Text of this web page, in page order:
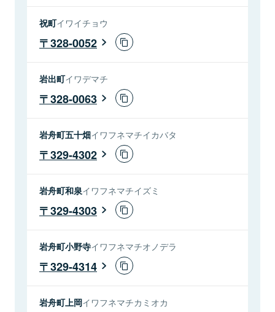
祝町イワイチョウ
328-0052
岩出町イワデマチ
328-0063
岩舟町五十畑イワフネマチイカバタ
329-4302
岩舟町和泉イワフネマチイズミ
329-4303
岩舟町小野寺イワフネマチオノデラ
329-4314
岩舟町上岡イワフネマチカミオカ